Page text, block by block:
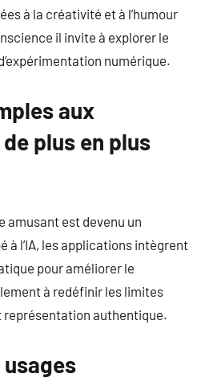
à la créativité et à l’humour
il invite à explorer le
numérique.
aux
plus en plus
amusant est devenu un
à l’IA, les applications intègrent
pour améliorer le
à redéfinir les limites
représentation authentique.